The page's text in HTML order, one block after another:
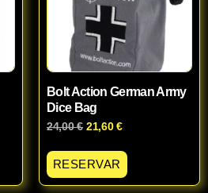
Bolt Action German Army
Dice Bag
24,00€ 21,60€
RESERVAR